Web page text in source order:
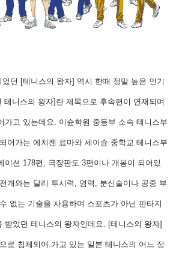
던 [테니스의 왕자] 역시 한때 정말 높은 인기
테니스의 왕자]란 제목으로 후속편이 연재되며
가고 있는데요. 이슌학원 중등부 소속 테니스부
어가는 에치젠 료마와 세이슌 중학교 테니스부
이션 178편, 극장판도 3편이나 개봉이 되어있
개와는 달리 투시력, 염력, 분신술이나 공중 부
없는 기술을 사용하며 스포츠가 아닌 판타지
받았던 테니스의 왕자인데요. [테니스의 왕자]
로 침체되어 가고 있는 일본 테니스의 어느 정